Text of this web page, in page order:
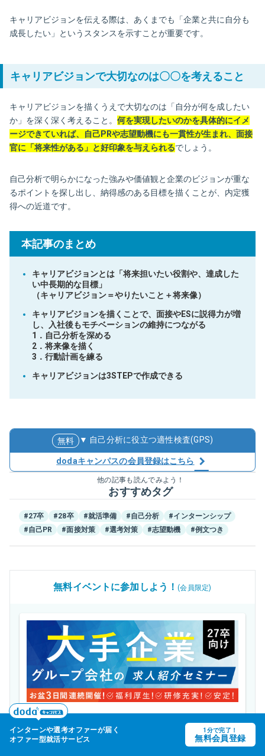
キャリアビジョンを伝える際は、あくまでも「企業と共に自分も
成長したい」というスタンスを示すことが重要です。
キャリアビジョンで大切なのは〇〇を考えること
キャリアビジョンを描くうえで大切なのは「自分が何を成したい
か」を深く深く考えること。 何を実現したいのかを具体的にイメ
ージできていれば、自己PRや志望動機にも一貫性が生まれ、面接
官に「将来性がある」と好印象を与えられるでしょう。
自己分析で明らかになった強みや価値観と企業のビジョンが重な
るポイントを探し出し、納得感のある目標を描くことが、内定獲
得への近道です。
本記事のまとめ
キャリアビジョンとは「将来担いたい役割や、達成した
い中長期的な目標」
（キャリアビジョン＝やりたいこと＋将来像）
キャリアビジョンを描くことで、面接やESに説得力が増
し、入社後もモチベーションの維持につながる
1．自己分析を深める
2．将来像を描く
3．行動計画を練る
キャリアビジョンは3STEPで作成できる
無料 ▼ 自己分析に役立つ適性検査(GPS)
dodaキャンパスの会員登録はこちら
他の記事も読んでみよう！
おすすめタグ
#27卒 #28卒 #就活準備 #自己分析
#インターンシップ
#自己PR
#面接対策 #選考対策 #志望動機 #例文つき
無料イベントに参加しよう！(会員限定)
27年卒
【27卒限定】大手企業グループ会社の 求人紹介
セミナー
インターンや選考オファーが届く
オファー型就活サービス
1分で完了！
無料会員登録keyboard_arrow_up